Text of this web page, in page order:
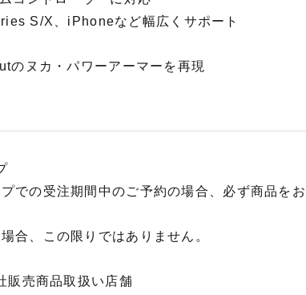
S/X、iPhoneなど幅広くサポート
のヌカ・パワーアーマーを再現
での受注期間中のご予約の場合、必ず商品をお
合、この限りではありません。
販売商品取扱い店舗